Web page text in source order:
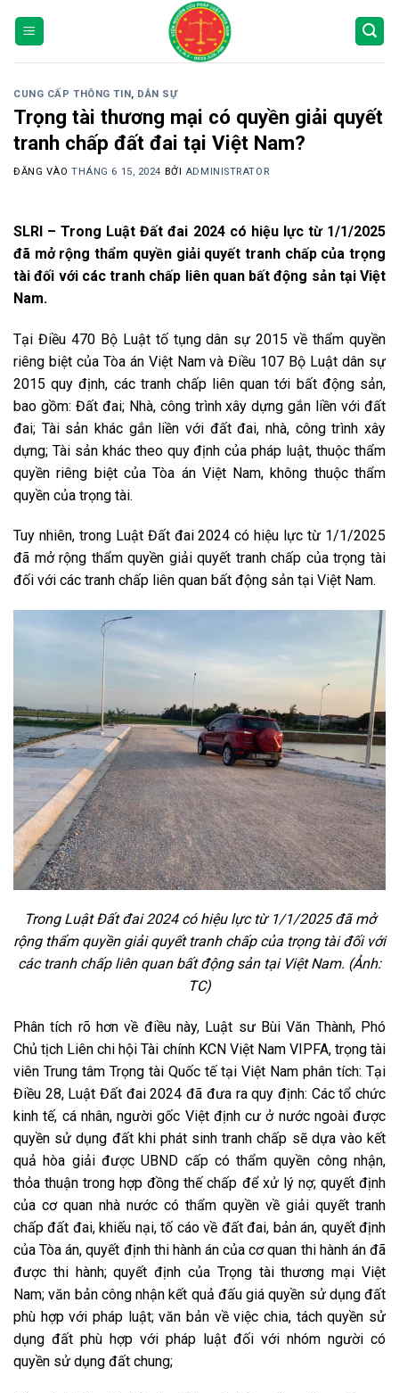
CUNG CẤP THÔNG TIN, DÂN SỰ
Trọng tài thương mại có quyền giải quyết
tranh chấp đất đai tại Việt Nam?
ĐĂNG VÀOTHÁNG 6 15, 2024 BỞI ADMINISTRATOR
SLRI – Trong Luật Đất đai 2024 có hiệu lực từ 1/1/2025
đã mở rộng thẩm quyền giải quyết tranh chấp của trọng
tài đối với các tranh chấp liên quan bất động sản tại Việt
Nam.
Tại Điều 470 Bộ Luật tố tụng dân sự 2015 về thẩm quyền
riêng biệt của Tòa án Việt Nam và Điều 107 Bộ Luật dân sự
2015 quy định, các tranh chấp liên quan tới bất động sản,
bao gồm: Đất đai; Nhà, công trình xây dựng gắn liền với đất
đai; Tài sản khác gắn liền với đất đai, nhà, công trình xây
dựng; Tài sản khác theo quy định của pháp luật, thuộc thẩm
quyền riêng biệt của Tòa án Việt Nam, không thuộc thẩm
quyền của trọng tài.
Tuy nhiên, trong Luật Đất đai 2024 có hiệu lực từ 1/1/2025
đã mở rộng thẩm quyền giải quyết tranh chấp của trọng tài
đối với các tranh chấp liên quan bất động sản tại Việt Nam.
Trong Luật Đất đai 2024 có hiệu lực từ 1/1/2025 đã mở
rộng thẩm quyền giải quyết tranh chấp của trọng tài đối với
các tranh chấp liên quan bất động sản tại Việt Nam. (Ảnh:
TC)
Phân tích rõ hơn về điều này, Luật sư Bùi Văn Thành, Phó
Chủ tịch Liên chi hội Tài chính KCN Việt Nam VIPFA, trọng tài
viên Trung tâm Trọng tài Quốc tế tại Việt Nam phân tích: Tại
Điều 28, Luật Đất đai 2024 đã đưa ra quy định: Các tổ chức
kinh tế, cá nhân, người gốc Việt định cư ở nước ngoài được
quyền sử dụng đất khi phát sinh tranh chấp sẽ dựa vào kết
quả hòa giải được UBND cấp có thẩm quyền công nhận,
thỏa thuận trong hợp đồng thế chấp để xử lý nợ; quyết định
của cơ quan nhà nước có thẩm quyền về giải quyết tranh
chấp đất đai, khiếu nại, tố cáo về đất đai, bản án, quyết định
của Tòa án, quyết định thi hành án của cơ quan thi hành án đã
được thi hành; quyết định của Trọng tài thương mại Việt
Nam; văn bản công nhận kết quả đấu giá quyền sử dụng đất
phù hợp với pháp luật; văn bản về việc chia, tách quyền sử
dụng đất phù hợp với pháp luật đối với nhóm người có
quyền sử dụng đất chung;